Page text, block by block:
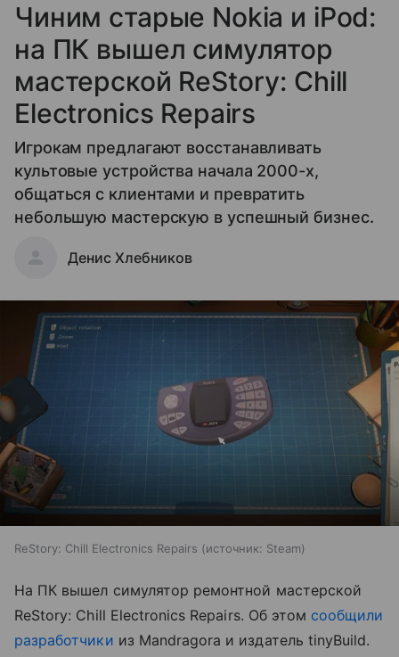
Чиним старые Nokia и iPod:
на ПК вышел симулятор
мастерской ReStory: Chill
Electronics Repairs
Игрокам предлагают восстанавливать
культовые устройства начала 2000-х,
общаться с клиентами и превратить
небольшую мастерскую в успешный бизнес.
Денис Хлебников
ReStory: Chill Electronics Repairs источник: Steam
На ПК вышел симулятор ремонтной мастерской
ReStory: Chill Electronics Repairs. Об этом сообщили
разработчики из Mandragora и издатель tinyBuild.